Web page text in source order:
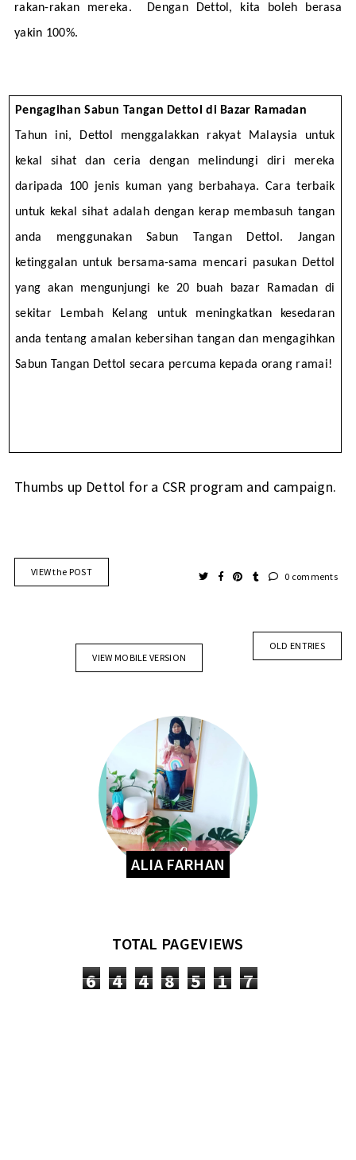
rakan-rakan mereka.  Dengan Dettol, kita boleh berasa
yakin 100%.
Pengagihan Sabun Tangan Dettol di Bazar Ramadan
Tahun ini, Dettol menggalakkan rakyat Malaysia untuk
kekal sihat dan ceria dengan melindungi diri mereka
daripada 100 jenis kuman yang berbahaya. Cara terbaik
untuk kekal sihat adalah dengan kerap membasuh tangan
anda menggunakan Sabun Tangan Dettol. Jangan
ketinggalan untuk bersama-sama mencari pasukan Dettol
yang akan mengunjungi ke 20 buah bazar Ramadan di
sekitar Lembah Kelang untuk meningkatkan kesedaran
anda tentang amalan kebersihan tangan dan mengagihkan
Thumbs up Dettol for a CSR program and campaign.
VIEW the POST 0 comments
OLD ENTRIES
VIEW MOBILE VERSION
ALIA FARHAN
TOTAL PAGEVIEWS
6 4 4 8 5 1 7